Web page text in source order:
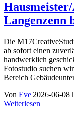
Langenzenn
Die
ab sofort einen
handwerklich
Fotostudio suchen
Bereich
Von Eve|2026-06-
Weiterlesen